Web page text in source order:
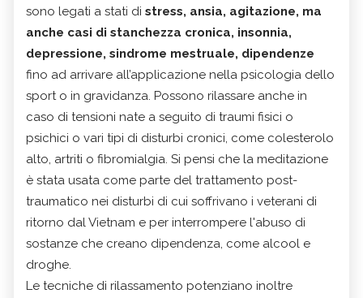
sono legati a stati di stress, ansia, agitazione, ma
anche casi di stanchezza cronica, insonnia,
depressione, sindrome mestruale, dipendenze
fino ad arrivare all’applicazione nella psicologia dello
sport o in gravidanza. Possono rilassare anche in
caso di tensioni nate a seguito di traumi fisici o
psichici o vari tipi di disturbi cronici, come colesterolo
alto, artriti o fibromialgia. Si pensi che la meditazione
è stata usata come parte del trattamento post-
traumatico nei disturbi di cui soffrivano i veterani di
ritorno dal Vietnam e per interrompere l'abuso di
sostanze che creano dipendenza, come alcool e
droghe.
Le tecniche di rilassamento potenziano inoltre